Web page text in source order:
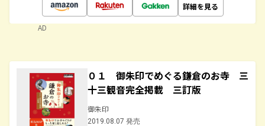
詳細を見る
AD
０１ 御朱印でめぐる鎌倉のお寺 三
十三観音完全掲載 三訂版
御朱印
2019.08.07 発売